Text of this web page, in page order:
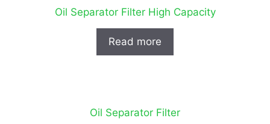
Oil Separator Filter High Capacity
Read more
Oil Separator Filter